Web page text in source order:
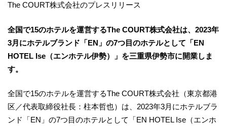
The COURT株式会社のプレスリリース
全国で15のホテルを運営するThe COURT株式会社は、2023年
3月にホテルブランド「EN」の7つ目のホテルとして「EN
HOTEL Ise（エンホテル伊勢）」を三重県伊勢市に開業しま
す。
全国で15のホテルを運営するThe COURT株式会社（東京都港
区／代表取締役社長：柱本哲也）は、2023年3月にホテルブラ
ンド「EN」の7つ目のホテルとして「EN HOTEL Ise（エンホ